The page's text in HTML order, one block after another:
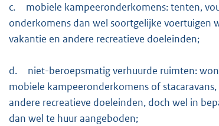
c.
mobiele kampeeronderkomens: tenten,
onderkomens dan wel soortgelijke voertuigen
vakantie en andere recreatieve doeleinden;
d.
niet-beroepsmatig verhuurde ruimten:
mobiele kampeeronderkomens of
andere recreatieve doeleinden, doch wel in
dan wel te huur aangeboden;